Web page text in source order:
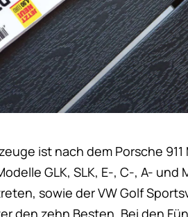
ist nach dem Porsche
GLK, SLK, E-, C-, A- und
sowie der VW Golf
den zehn Besten. Bei den